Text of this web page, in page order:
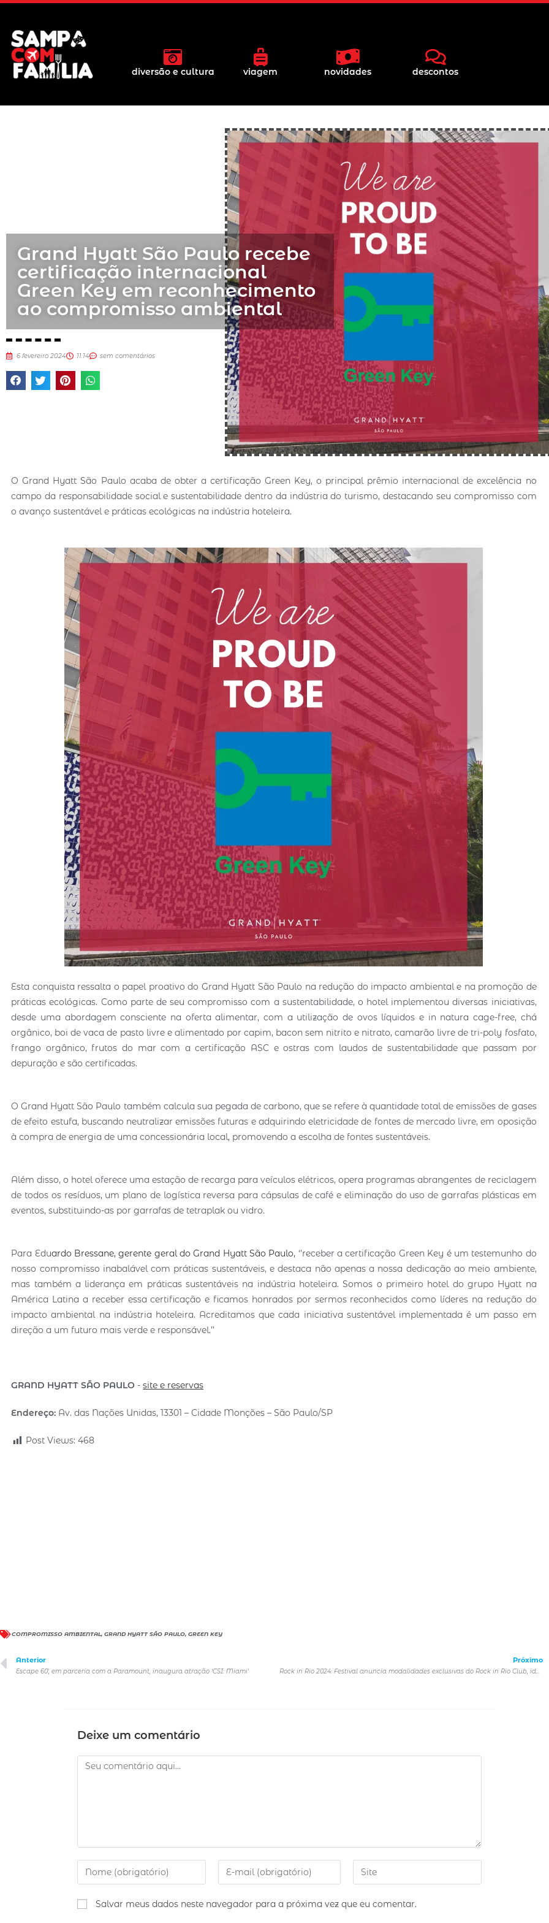
diversão e cultura viagem novidades descontos
Grand Hyatt São Paulo recebe
certificação internacional
Green Key em reconhecimento
ao compromisso ambiental
6 fevereiro 2024 11:14 sem comentários
O Grand Hyatt São Paulo acaba de obter a certificação Green Key, o principal prêmio internacional de excelência no
campo da responsabilidade social e sustentabilidade dentro da indústria do turismo, destacando seu compromisso com
o avanço sustentável e práticas ecológicas na indústria hoteleira.
Esta conquista ressalta o papel proativo do Grand Hyatt São Paulo na redução do impacto ambiental e na promoção de
práticas ecológicas. Como parte de seu compromisso com a sustentabilidade, o hotel implementou diversas iniciativas,
desde uma abordagem consciente na oferta alimentar, com a utilização de ovos líquidos e in natura cage-free, chá
orgânico, boi de vaca de pasto livre e alimentado por capim, bacon sem nitrito e nitrato, camarão livre de tri-poly fosfato,
frango orgânico, frutos do mar com a certificação ASC e ostras com laudos de sustentabilidade que passam por
depuração e são certificadas.
O Grand Hyatt São Paulo também calcula sua pegada de carbono, que se refere à quantidade total de emissões de gases
de efeito estufa, buscando neutralizar emissões futuras e adquirindo eletricidade de fontes de mercado livre, em oposição
à compra de energia de uma concessionária local, promovendo a escolha de fontes sustentáveis.
Além disso, o hotel oferece uma estação de recarga para veículos elétricos, opera programas abrangentes de reciclagem
de todos os resíduos, um plano de logística reversa para cápsulas de café e eliminação do uso de garrafas plásticas em
eventos, substituindo-as por garrafas de tetraplak ou vidro.
Para Eduardo Bressane, gerente geral do Grand Hyatt São Paulo, ‘’receber a certificação Green Key é um testemunho do
nosso compromisso inabalável com práticas sustentáveis, e destaca não apenas a nossa dedicação ao meio ambiente,
mas também a liderança em práticas sustentáveis na indústria hoteleira. Somos o primeiro hotel do grupo Hyatt na
América Latina a receber essa certificação e ficamos honrados por sermos reconhecidos como líderes na redução do
impacto ambiental na indústria hoteleira. Acreditamos que cada iniciativa sustentável implementada é um passo em
direção a um futuro mais verde e responsável.’’
GRAND HYATT SÃO PAULO -site e reservas
Endereço: Av. das Nações Unidas, 13301 – Cidade Monções – São Paulo/SP
Post Views: 468
COMPROMISSO AMBIENTAL, GRAND HYATT SÃO PAULO, GREEN KEY
Anterior
Escape 60′, em parceria com a Paramount, inaugura atração ‘CSI: Miami’
Próximo
Deixe um comentário
Salvar meus dados neste navegador para a próxima vez que eu comentar.